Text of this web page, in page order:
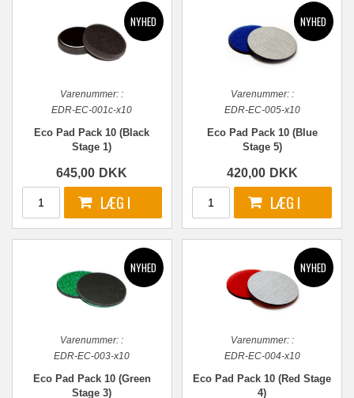
Varenummer: :
EDR-EC-001c-x10
Eco Pad Pack 10 (Black
Stage 1)
645,00 DKK
Varenummer::
EDR-EC-005-x10
Eco Pad Pack 10 (Blue
Stage 5)
420,00 DKK
Varenummer: :
EDR-EC-003-x10
Eco Pad Pack 10 (Green
Stage 3)
Varenummer::
EDR-EC-004-x10
Eco Pad Pack 10 (Red Stage
4)